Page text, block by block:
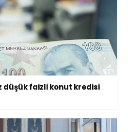
düşük faizli konut kredisi